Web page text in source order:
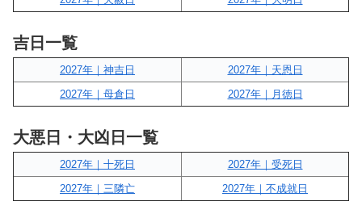
吉日一覧
2027年｜神吉日
2027年｜天恩日
2027年｜母倉日
2027年｜月徳日
大悪日・大凶日一覧
2027年｜十死日
2027年｜受死日
2027年｜三隣亡
2027年｜不成就日